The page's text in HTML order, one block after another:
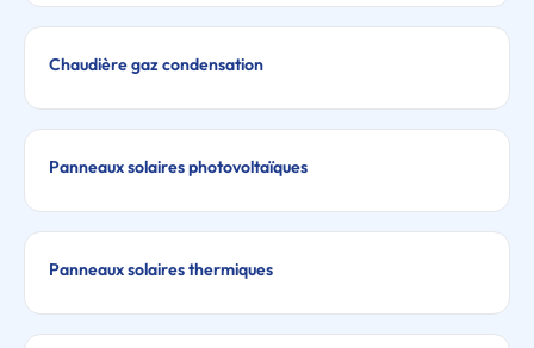
Chaudière gaz condensation
Panneaux solaires photovoltaïques
Panneaux solaires thermiques